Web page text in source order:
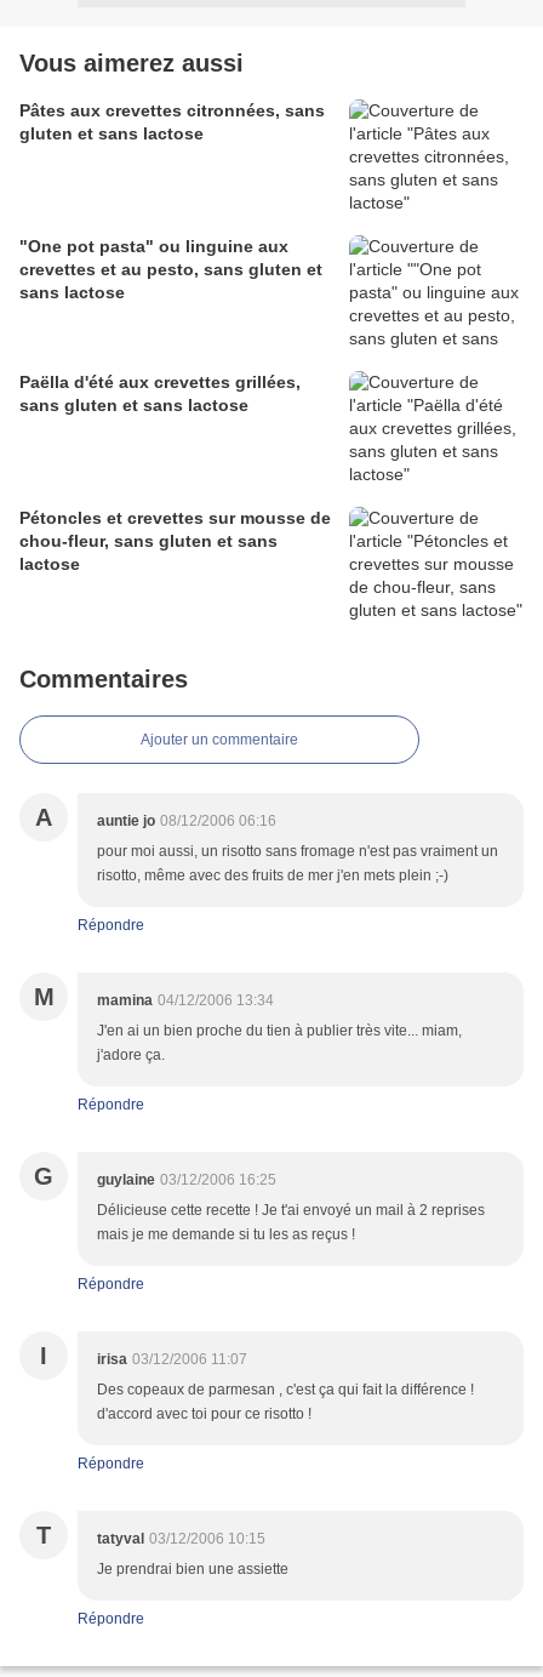
Vous aimerez aussi
Pâtes aux crevettes citronnées, sans
gluten et sans lactose
"One pot pasta" ou linguine aux
crevettes et au pesto, sans gluten et
sans lactose
Paëlla d'été aux crevettes grillées,
sans gluten et sans lactose
Pétoncles et crevettes sur mousse de
chou-fleur, sans gluten et sans
lactose
Commentaires
Ajouter un commentaire
A auntie jo 08/12/2006 06:16
pour moi aussi, un risotto sans fromage n'est pas vraiment un
risotto, même avec des fruits de mer j'en mets plein ;-)
Répondre
M mamina 04/12/2006 13:34
J'en ai un bien proche du tien à publier très vite... miam,
j'adore ça.
Répondre
G guylaine 03/12/2006 16:25
Délicieuse cette recette ! Je t'ai envoyé un mail à 2 reprises
mais je me demande si tu les as reçus !
Répondre
I irisa 03/12/2006 11:07
Des copeaux de parmesan , c'est ça qui fait la différence !
d'accord avec toi pour ce risotto !
Répondre
T tatyval 03/12/2006 10:15
Je prendrai bien une assiette
Répondre